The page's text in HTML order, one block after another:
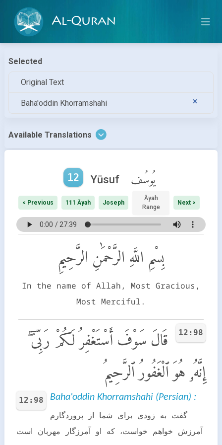
Al-Quran
Selected
Original Text
Baha'oddin Khorramshahi
Available Translations
12 Yūsuf يُوسُف
< Previous 111 Āyah Joseph
Āyah
Range
Next >
بِسْمِ اللَّهِ الرَّحْمَٰنِ الرَّحِيمِ
In the name of Allah, Most Gracious,
Most Merciful.
12:98
قَالَ سَوْفَ أَسْتَغْفِرُ لَكُمْ رَبِّىٓ ۖ
إِنَّهُۥ هُوَ ٱلْغَفُورُ ٱلرَّحِيمُ
12:98 Baha'oddin Khorramshahi (Persian) :
گفت به زودی برای شما از پروردگارم
آمرزش خواهم خواست، که او آمرزگار مهربان است‌